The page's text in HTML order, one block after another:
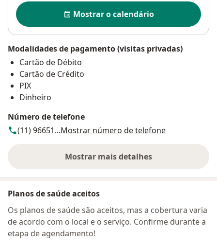
Disponibilidade
Mostrar o calendário
Modalidades de pagamento (visitas privadas)
Cartão de Débito
Cartão de Crédito
PIX
Dinheiro
Número de telefone
(11) 96651...Mostrar número de telefone
Mostrar mais detalhes
sobre o endereço
Planos de saúde aceitos
Os planos de saúde são aceitos, mas a cobertura varia
de acordo com o local e o serviço. Confirme durante a
etapa de agendamento!